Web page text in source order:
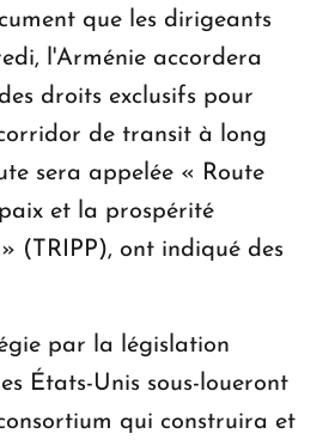
que les dirigeants
l'Arménie accordera
droits exclusifs pour
de transit à long
sera appelée « Route
et la prospérité
(TRIPP), ont indiqué des
par la législation
États-Unis sous-loueront
qui construira et